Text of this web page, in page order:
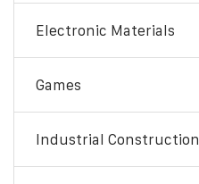
Electronic Materials
Games
Industrial Construction